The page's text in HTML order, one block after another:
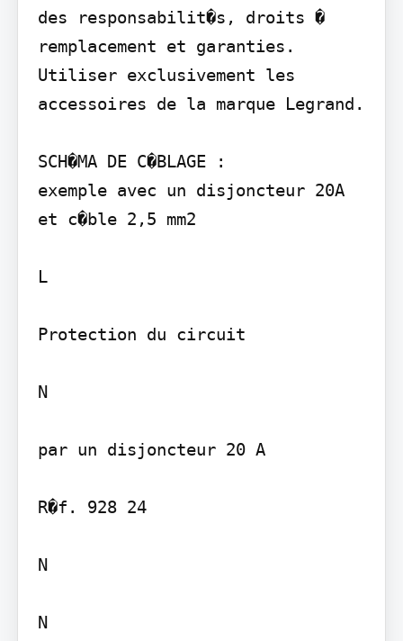
des responsabilit�s, droits �
remplacement et garanties.
Utiliser exclusivement les
accessoires de la marque Legrand.
SCH�MA DE C�BLAGE :
exemple avec un disjoncteur 20A
et c�ble 2,5 mm2
L
Protection du circuit
N
par un disjoncteur 20 A
R�f. 928 24
N
N